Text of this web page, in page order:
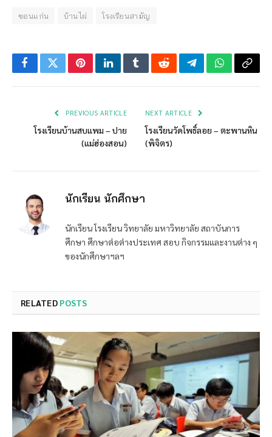
ขอนแก่น บ้านไผ่ โรงเรียนสามัญ
FacebookTwitterPinterestLinkedInTumblrRedditTelegramWhatsApp
Copy
PREVIOUS ARTICLE
โรงเรียนบ้านสบแพม – ปาย
(แม่ฮ่องสอน)
NEXT ARTICLE
โรงเรียนวัดโพธิ์ลอย – ตะพานหิน
(พิจิตร)
นักเรียน นักศึกษา
นักเรียน โรงเรียน วิทยาลัย มหาวิทยาลัย สถาบันการ
ศึกษา ศึกษาต่อต่างประเทศ สอบ กิจกรรมและงานต่าง ๆ
ของนักศึกษาฯลฯ
RELATED POSTS